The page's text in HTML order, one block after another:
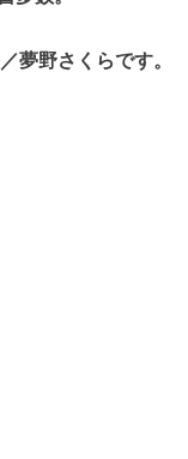
夢野さくらです。